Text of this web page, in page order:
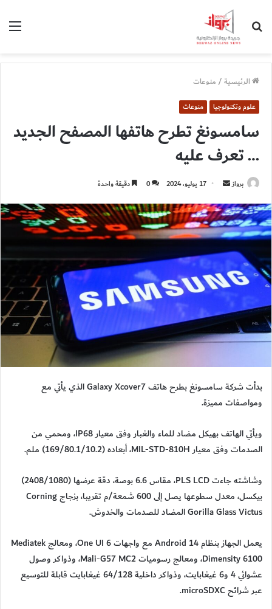
الرئيسية/منوعات
علوم وتكنولوجيا منوعات
سامسونغ تطرح هاتفها المصفح الجديد
… تعرف عليه
برواز
أرسل
إلكترونيا
17 يوليو، 2024 0 دقيقة واحدة
بدأت شركة سامسونغ بطرح هاتف Galaxy Xcover7 الذي يأتي مع
ومواصفات مميزة.
ويأتي الهاتف بهيكل مضاد للماء والغبار وفق معيار IP68، ومحمي من
الصدمات وفق معيار MIL-STD-810H، أبعاده (169/80.1/10.2) ملم.
وشاشته جاءت PLS LCD، مقاس 6.6 بوصة، دقة عرضها (2408/1080)
بيكسل، معدل سطوعها يصل إلى 600 شمعة/م تقريبا، بزجاج Corning
Gorilla Glass Victus المضاد للصدمات والخدوش.
يعمل الجهاز بنظام Android 14 مع واجهات One UI 6، ومعالج Mediatek
Dimensity 6100، ومعالج رسوميات Mali-G57 MC2، وذواكر وصول
عشوائي 4 و6 غيغابايت، وذواكر داخلية 64/128 غيغابايت قابلة للتوسيع
عبر شرائح microSDXC.